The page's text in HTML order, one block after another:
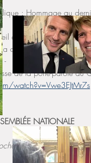
: Hommage au
des ministres du 5
a changé depuis le
-
de la porte-parole
watch?v=Vwe3EJtMr7s
NATIONALE
semaines